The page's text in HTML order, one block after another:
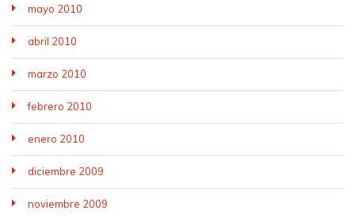
mayo 2010
abril 2010
marzo 2010
febrero 2010
enero 2010
diciembre 2009
noviembre 2009